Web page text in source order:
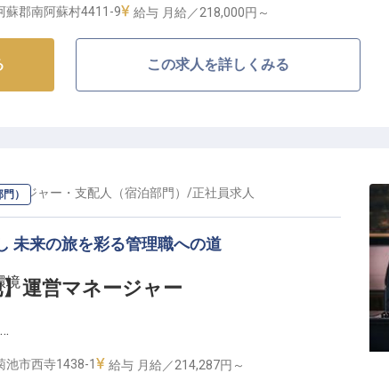
客様に最高のひとときをお届けするレストランサー
したお料理の提供から、バイキングラインの補充、
心に残る思い出作りに貢献しませんか。
で、あなたの成長を応援】
をスタートできる環境です。
ートも充実させながら、社会保険完備、退職金制
キャリア形成を支える福利厚生も充実しています。
サービスを追求し、あなた自身の成長も叶えません
蘇郡南阿蘇村4411-9 給与 月給／218,000円～
この求人を詳しくみる
）
】運営マネージャー
ージャー・支配人（宿泊部門） /正社員求人
未来の旅を彩る管理職への道
境
池市西寺1438-1 給与 月給／214,287円～